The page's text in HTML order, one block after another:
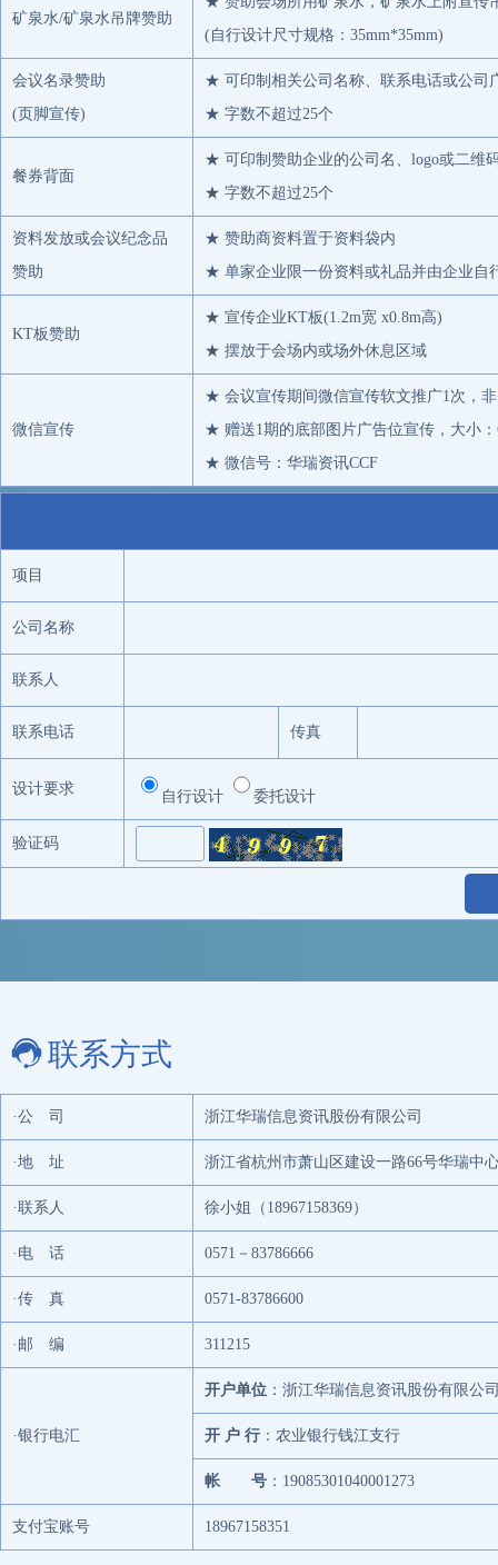
营口中储物流有限公司
爱而泰可新材料（苏州）有限公司
上海朗跃国际贸易有限公司
意大利G.S.I有限公司常州代表处
大鼎能源有限公司
河北尚恩贸易有限公司
远大能源化工有限公司
华瑞贸易
NAGASE & CO,.LTD
浙江大学
安阳龙宇投资管理有限公司
杭州萧山龙丰化纤有限公司1
矿泉水/矿泉水吊牌赞助
(自行设计尺寸规格：35mm*35mm)
会议名录赞助
(页脚宣传)
★ 可印制相关公司名称、联系电话或公司
★ 字数不超过25个
餐券背面
★ 可印制赞助企业的公司名、logo或二维
★ 字数不超过25个
资料发放或会议纪念品
赞助
★ 赞助商资料置于资料袋内
★ 单家企业限一份资料或礼品并由企业自
KT板赞助
★ 宣传企业KT板(1.2m宽 x0.8m高)
★ 摆放于会场内或场外休息区域
微信宣传
★ 会议宣传期间微信宣传软文推广1次，
★ 赠送1期的底部图片广告位宣传，大小：
★ 微信号：华瑞资讯CCF
项目
公司名称
联系人
联系电话 传真
设计要求 自行设计 委托设计
验证码
联系方式
·公 司 浙江华瑞信息资讯股份有限公司
·地 址 浙江省杭州市萧山区建设一路66号华瑞中
·联系人 徐小姐（18967158369）
·电 话 0571－83786666
·传 真 0571-83786600
·邮 编 311215
·银行电汇
开户单位 ：浙江华瑞信息资讯股份有限公
开 户 行 ：农业银行钱江支行
帐 号 ：19085301040001273
支付宝账号 18967158351